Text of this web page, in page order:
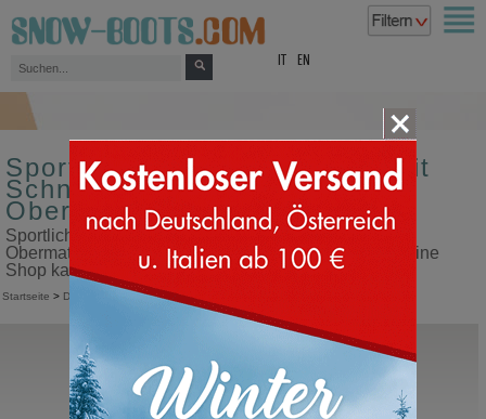
EN
Sportliche Damen Sneakers mit
Schnürung Größe 43
Obermaterial aus Fohlen
Sportliche Damen Sneakers mit Schnürung Größe 43
Obermaterial aus Fohlen in unserem Snow Boots Online
Shop kaufen
Startseite > Damen Sneakers>Sportliche Schnürschuhe
BnG Real Shoes
La Yeti
Fohlen Schneestiefel